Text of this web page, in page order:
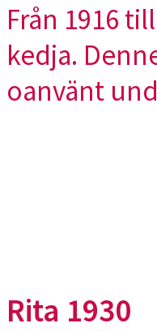
Från 1916
kedja.
oanvänt
Rita 1930